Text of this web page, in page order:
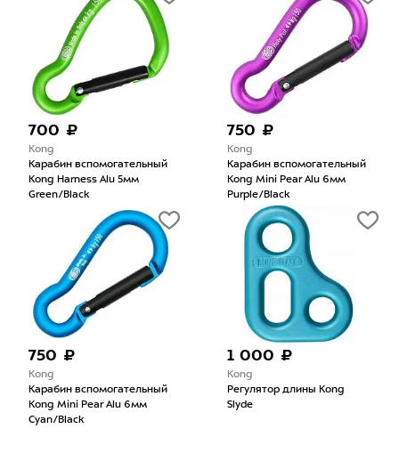
700 ₽
Kong
Карабин вспомогательный
Kong Harness Alu 5мм
Green/Black
750 ₽
Kong
Карабин вспомогательный
Kong Mini Pear Alu 6мм
Purple/Black
750 ₽
Kong
Карабин вспомогательный
Kong Mini Pear Alu 6мм
Cyan/Black
1 000 ₽
Kong
Регулятор длины Kong
Slyde